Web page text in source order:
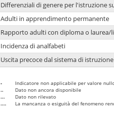
Differenziali di genere per l'istruzione
Adulti in apprendimento permanente
Rapporto adulti con diploma o laurea/
Incidenza di analfabeti
Uscita precoce dal sistema di
-
Indicatore non applicabile per valore
..
Dato non ancora disponibile
...
Dato non rilevato
....
La mancanza o esiguità del fenomeno